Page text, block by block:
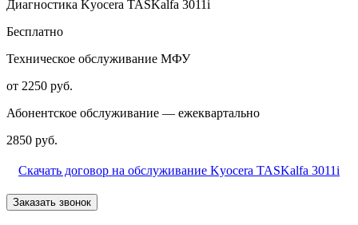
Диагностика Kyocera TASKalfa 3011i
Бесплатно
Техническое обслуживание МФУ
от 2250 руб.
Абонентское обслуживание — ежеквартально
2850 руб.
Скачать договор на обслуживание Kyocera TASKalfa 3011i
Заказать звонок